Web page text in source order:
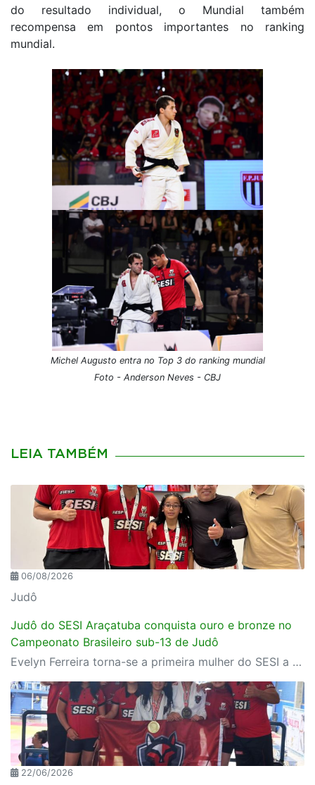
do resultado individual, o Mundial também
recompensa em pontos importantes no ranking
mundial.
Michel Augusto entra no Top 3 do ranking mundial
Foto - Anderson Neves - CBJ
LEIA TAMBÉM
06/08/2026
Judô
Judô do SESI Araçatuba conquista ouro e bronze no
Campeonato Brasileiro sub-13 de Judô
Evelyn Ferreira torna-se a primeira mulher do SESI a conquistar o título brasileiro da categoria Sub-13. Thales Hara também sobe ao pódio e consolida Araçatuba como referência nacional na formação de jovens judocas.
22/06/2026